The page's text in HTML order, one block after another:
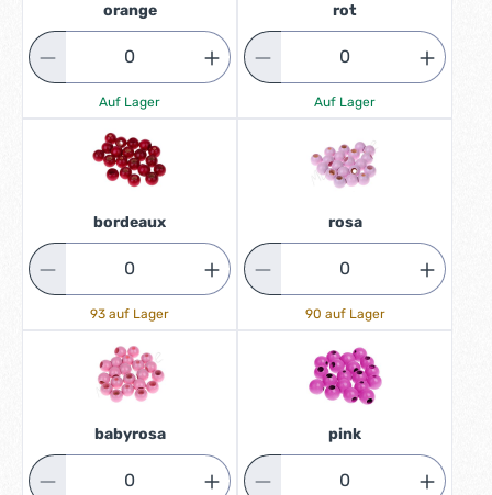
orange
Auf Lager
rot
Auf Lager
bordeaux
93 auf Lager
rosa
90 auf Lager
babyrosa pink